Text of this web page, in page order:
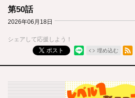
第50話
2026年06月18日
シェアして応援しよう！
ポスト
埋め込む
RSSフィード